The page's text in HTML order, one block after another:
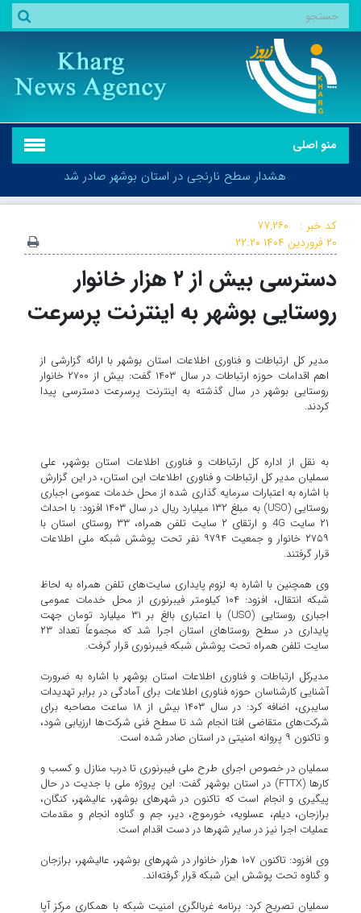
منو اصلی
هشدار سطح نارنجی در استان بوشهر صادر شد
هشدار سطح نارنجی در استان بوشهر صادر شد
کد خبر :
۷۷,۲۶۰
۲۰ فروردین ۱۴۰۴
۲۲:۲۰
دسترسی بیش از ۲ هزار خانوار
روستایی بوشهر به اینترنت پرسرعت
مدیر کل ارتباطات و فناوری اطلاعات استان بوشهر با ارائه گزارشی از
اهم اقدامات حوزه ارتباطات در سال ۱۴۰۳ گفت: بیش از ۲۷۰۰ خانوار
روستایی بوشهر در سال گذشته به اینترنت پرسرعت دسترسی پیدا
کردند.
به نقل از اداره کل ارتباطات و فناوری اطلاعات استان بوشهر، علی
سملیان مدیر کل ارتباطات و فناوری اطلاعات این استان، در این گزارش
با اشاره به اعتبارات سرمایه گذاری شده از محل خدمات عمومی اجباری
روستایی (USO) به مبلغ ۱۳۲ میلیارد ریال در سال ۱۴۰۳ افزود: با احداث
۲۱ سایت 4G و ارتقای ۲ سایت تلفن همراه، ۳۳ روستای استان با
۲۷۵۹ خانوار و جمعیت ۹۷۹۴ نفر تحت پوشش شبکه ملی اطلاعات
قرار گرفتند.
وی همچنین با اشاره به لزوم پایداری سایت‌های تلفن همراه به لحاظ
شبکه انتقال، افزود: ۱۰۴ کیلومتر فیبرنوری از محل خدمات عمومی
اجباری روستایی (USO) با اعتباری بالغ بر ۳۱ میلیارد تومان جهت
پایداری در سطح روستاهای استان اجرا شد که مجموعاً تعداد ۲۳
سایت تلفن همراه تحت پوشش شبکه فیبرنوری قرار گرفت.
مدیرکل ارتباطات و فناوری اطلاعات استان بوشهر با اشاره به ضرورت
آشنایی کارشناسان حوزه فناوری اطلاعات برای آمادگی در برابر تهدیدات
سایبری، اضافه کرد: در سال ۱۴۰۳ بیش از ۱۸ ساعت مصاحبه برای
شرکت‌های متقاضی افتا انجام شد تا سطح فنی شرکت‌ها ارزیابی شود،
و تاکنون ۹ پروانه امنیتی در استان صادر شده است.
سملیان در خصوص اجرای طرح ملی فیبرنوری تا درب منازل و کسب و
کارها (FTTX) در استان بوشهر گفت: این پروژه ملی با جدیت در حال
پیگیری و انجام است که تاکنون در شهرهای بوشهر، عالیشهر، کنگان،
برازجان، دیلم، عسلویه، خورموج، دیر، جم و گناوه انجام و مقدمات
عملیات اجرا نیز در سایر شهرها در دست اقدام است.
وی افزود: تاکنون ۱۰۷ هزار خانوار در شهرهای بوشهر، عالیشهر، برازجان
و گناوه تحت پوشش این شبکه قرار گرفته‌اند.
سملیان تصریح کرد: برنامه غربالگری امنیت شبکه با همکاری مرکز آپا